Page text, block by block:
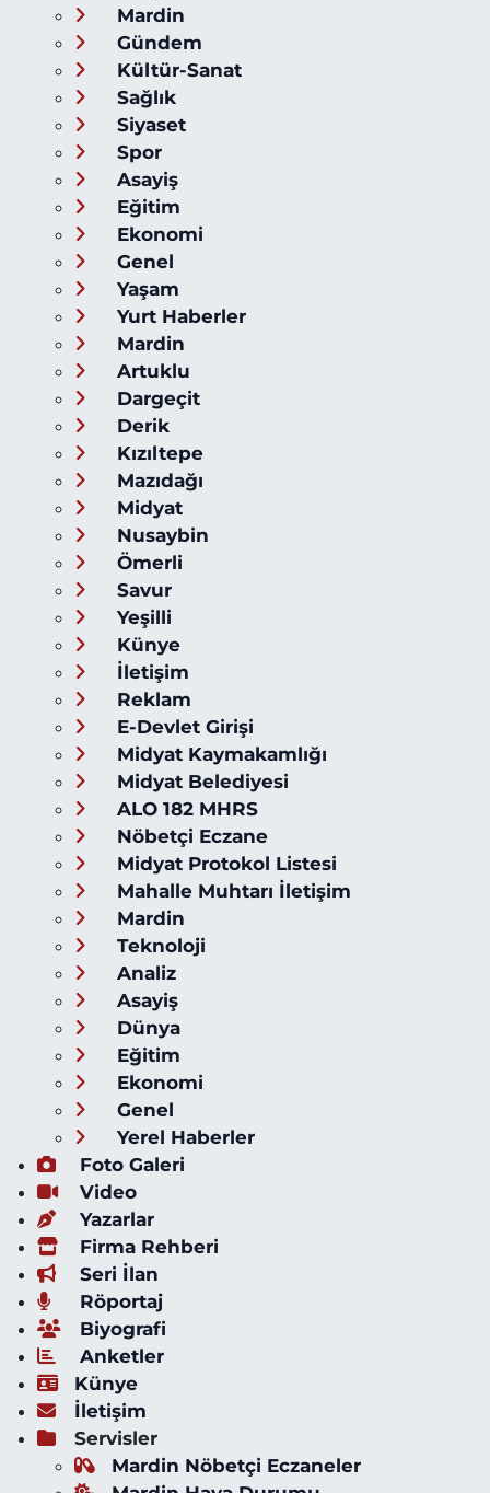
Mardin
Gündem
Kültür-Sanat
Sağlık
Siyaset
Spor
Asayiş
Eğitim
Ekonomi
Genel
Yaşam
Yurt Haberler
Mardin
Artuklu
Dargeçit
Derik
Kızıltepe
Mazıdağı
Midyat
Nusaybin
Ömerli
Savur
Yeşilli
Künye
İletişim
Reklam
E-Devlet Girişi
Midyat Kaymakamlığı
Midyat Belediyesi
ALO 182 MHRS
Nöbetçi Eczane
Midyat Protokol Listesi
Mahalle Muhtarı İletişim
Mardin
Teknoloji
Analiz
Asayiş
Dünya
Eğitim
Ekonomi
Genel
Yerel Haberler
Foto Galeri
Video
Yazarlar
Firma Rehberi
Seri İlan
Röportaj
Biyografi
Anketler
Künye
İletişim
Servisler
Mardin Nöbetçi Eczaneler